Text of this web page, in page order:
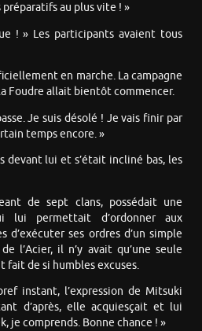
au plus vite ! »
! » Les participants avaient tous
en marche. La campagne
Foudre allait bientôt commencer.
Je suis désolé ! Je vais finir par
temps encore. »
devant lui et s’était incliné bas, les
de sept clans, possédait une
lui permettait d’ordonner aux
d’exécuter ses ordres d’un simple
l’Acier, il n’y avait qu’une seule
fait de si humbles excuses.
instant, l’expression de Mitsuki
d’après, elle acquiesçait et lui
je comprends. Bonne chance ! »